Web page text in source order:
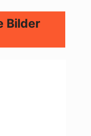
Bilder